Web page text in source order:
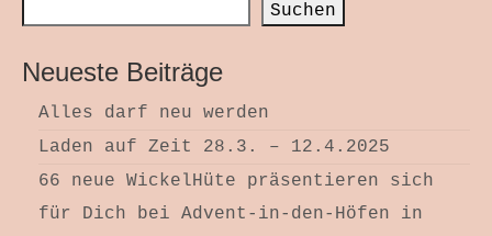
Suchen
Neueste Beiträge
Alles darf neu werden
Laden auf Zeit 28.3. – 12.4.2025
66 neue WickelHüte präsentieren sich
für Dich bei Advent-in-den-Höfen in